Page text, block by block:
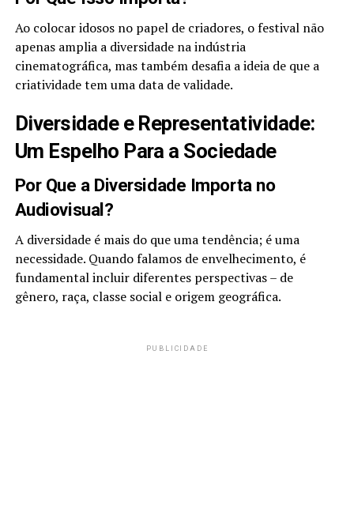
Ao colocar idosos no papel de criadores, o festival não
apenas amplia a diversidade na indústria
cinematográfica, mas também desafia a ideia de que a
criatividade tem uma data de validade.
Diversidade e Representatividade:
Um Espelho Para a Sociedade
Por Que a Diversidade Importa no
Audiovisual?
A diversidade é mais do que uma tendência; é uma
necessidade. Quando falamos de envelhecimento, é
fundamental incluir diferentes perspectivas – de
gênero, raça, classe social e origem geográfica.
PUBLICIDADE